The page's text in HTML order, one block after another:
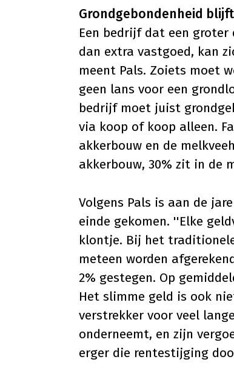
Grondgebondenheid blijft
Een bedrijf dat een
dan extra vastgoed, kan
meent Pals. Zoiets moet
geen lans voor een
bedrijf moet juist
via koop of koop alleen.
akkerbouw en de
akkerbouw, 30% zit in de
Volgens Pals is aan de
einde gekomen. ''Elke
klontje. Bij het
meteen worden
2% gestegen. Op
Het slimme geld is ook
verstrekker voor veel
onderneemt, en zijn
erger die rentestijging